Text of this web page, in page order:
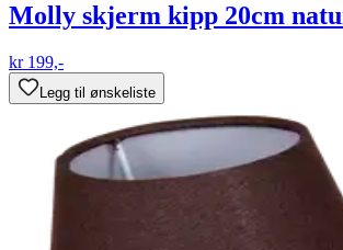
Molly skjerm kipp 20cm
kr 199,-
Legg til ønskeliste